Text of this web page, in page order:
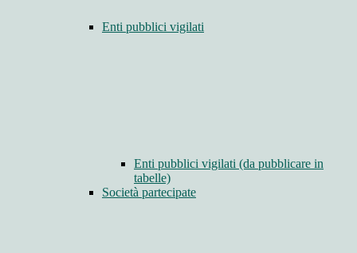
Enti pubblici vigilati
Enti pubblici vigilati (da pubblicare in
tabelle)
Società partecipate